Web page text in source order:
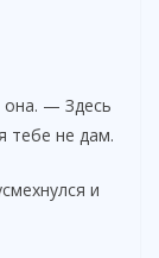
— Здесь
тебе не дам.
и